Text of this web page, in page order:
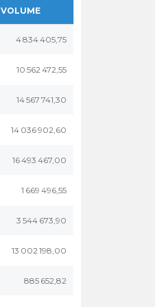
VOLUME
4 834 405,75
10 562 472,55
14 567 741,30
14 036 902,60
16 493 467,00
1 669 496,55
3 544 673,90
13 002 198,00
885 652,82